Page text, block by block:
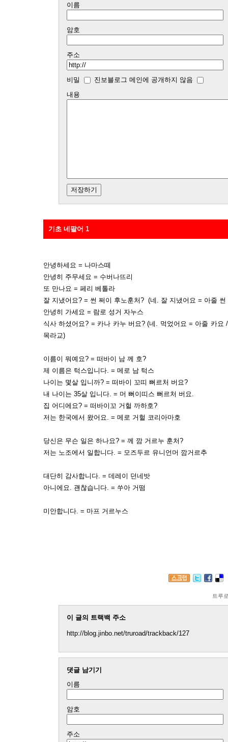
이름
암호
주소
비밀
진보블로그 메인에 공개하지 않음
내용
기초 네팔어 1
안녕하세요 = 나마스떼
안녕히 주무세요 = 수버나뜨리
또 만나요 = 페리 베톨라
잘 지냈어요? = 썬 쩌이 후노훈처? (네. 잘 지냈어요 = 아줄 썬
안녕히 가세요 = 람로 성거 자누스
식사 하셨어요? = 카나 카누 버요? (네. 먹었어요 = 아줄 카
목라교)
이름이 뭐예요? = 떠바이 남 께 호?
제 이름은 턱스입니다. = 메로 남 턱스
나이는 몇살 입니까? = 떠바이 꼬띠 뻐르처 버요?
내 나이는 35살 입니다. = 머 뻐이띠스 뻐르처 버요.
집 어디에요? = 떠바이꼬 거헐 까하호?
저는 한국에서 왔어요. = 메로 거헐 코리아마호
당신은 무슨 일은 하나요? = 께 깜 거르누 훈처?
저는 노조에서 일합니다. = 모즈두르 유니언머 깜거르추
대단히 감사합니다. = 데레이 던네밧
아니에요. 괜찮습니다. = 쑤아 거떰
미안합니다. = 마프 거르누스
트루
이 글의 트랙백 주소
http://blog.jinbo.net/truroad/trackback/127
댓글 남기기
이름
암호
주소